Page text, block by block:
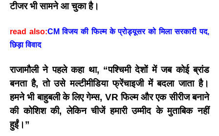
टीजर भी सामने आ चुका है।
read also:CM विजय की फिल्म के प्रोड्यूसर को मिला सरकारी पद,
छिड़ा विवाद
राजामौली ने पहले कहा था, “पश्चिमी देशों में जब कोई ब्रांड
बनता है,तो उसे मल्टीमीडिया फ्रेंचाइजी में बदला जाता है।
हमने भी बाहुबली के लिए गेम्स, VRफिल्म और एक सीरीज बनाने
की कोशिश की,लेकिन चीजें हमारी उम्मीद के मुताबिक नहीं
हुईं।”